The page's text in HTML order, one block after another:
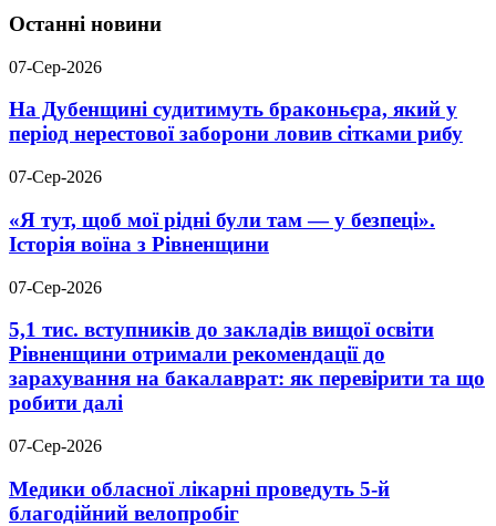
Останні новини
07-Сер-2026
На Дубенщині судитимуть браконьєра, який у
період нерестової заборони ловив сітками рибу
07-Сер-2026
«Я тут, щоб мої рідні були там — у безпеці».
Історія воїна з Рівненщини
07-Сер-2026
5,1 тис. вступників до закладів вищої освіти
Рівненщини отримали рекомендації до
зарахування на бакалаврат: як перевірити та що
робити далі
07-Сер-2026
Медики обласної лікарні проведуть 5-й
благодійний велопробіг